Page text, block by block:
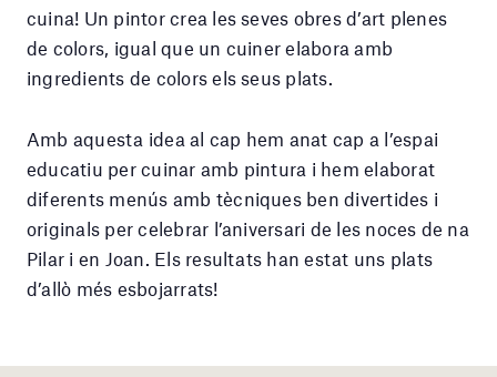
cuina! Un pintor crea les seves obres d’art plenes
de colors, igual que un cuiner elabora amb
ingredients de colors els seus plats.
Amb aquesta idea al cap hem anat cap a l’espai
educatiu per cuinar amb pintura i hem elaborat
diferents menús amb tècniques ben divertides i
originals per celebrar l’aniversari de les noces de na
Pilar i en Joan. Els resultats han estat uns plats
d’allò més esbojarrats!